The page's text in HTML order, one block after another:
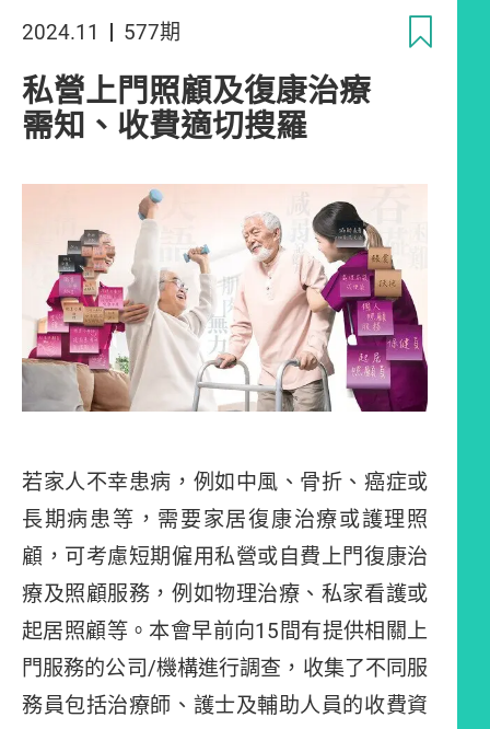
2024.11 577期
私營上門照顧及復康治療
需知、收費適切搜羅
若家人不幸患病，例如中風、骨折、癌症或
長期病患等，需要家居復康治療或護理照
顧，可考慮短期僱用私營或自費上門復康治
療及照顧服務，例如物理治療、私家看護或
起居照顧等。本會早前向15間有提供相關上
門服務的公司/機構進行調查，收集了不同服
務員包括治療師、護士及輔助人員的收費資